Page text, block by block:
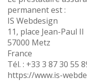
permanent est :
IS Webdesign
11, place Jean-Paul II
57000 Metz
France
Tél. : +33 3 87 30 55
https://www.is-